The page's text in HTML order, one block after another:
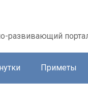
развивающий
Приметы